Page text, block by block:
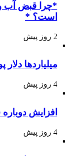
است؟ *
2 روز پیش
میلیاردها
4 روز پیش
افزایش
4 روز پیش